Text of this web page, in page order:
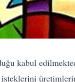
kabul